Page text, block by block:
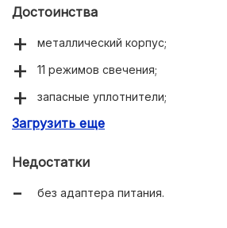
Достоинства
металлический корпус;
11 режимов свечения;
запасные уплотнители;
клипса и чехол в комплекте.
Загрузить еще
Недостатки
без адаптера питания.